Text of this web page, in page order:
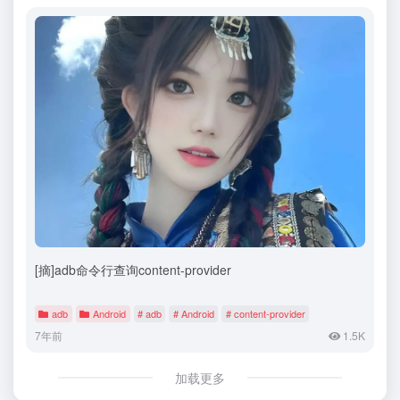
[摘]adb命令行查询content-provider
adb Android # adb # Android # content-provider
7年前 1.5K
加载更多